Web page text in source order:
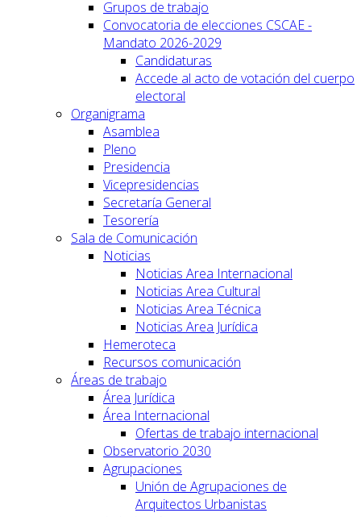
Grupos de trabajo
Convocatoria de elecciones CSCAE -
Mandato 2026-2029
Candidaturas
Accede al acto de votación del cuerpo
electoral
Organigrama
Asamblea
Pleno
Presidencia
Vicepresidencias
Secretaría General
Tesorería
Sala de Comunicación
Noticias
Noticias Area Internacional
Noticias Area Cultural
Noticias Area Técnica
Noticias Area Jurídica
Hemeroteca
Recursos comunicación
Áreas de trabajo
Área Jurídica
Área Internacional
Ofertas de trabajo internacional
Observatorio 2030
Agrupaciones
Unión de Agrupaciones de
Arquitectos Urbanistas